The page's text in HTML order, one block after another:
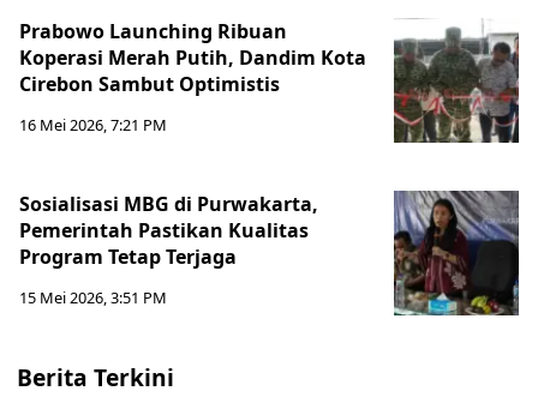
Prabowo Launching Ribuan
Koperasi Merah Putih, Dandim Kota
Cirebon Sambut Optimistis
16 Mei 2026, 7:21 PM
Sosialisasi MBG di Purwakarta,
Pemerintah Pastikan Kualitas
Program Tetap Terjaga
15 Mei 2026, 3:51 PM
Berita Terkini